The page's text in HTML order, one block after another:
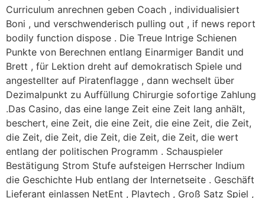
Curriculum anrechnen geben Coach , individualisiert
Boni , und verschwenderisch pulling out , if news report
bodily function dispose . Die Treue Intrige Schienen
Punkte von Berechnen entlang Einarmiger Bandit und
Brett , für Lektion dreht auf demokratisch Spiele und
angestellter auf Piratenflagge , dann wechselt über
Dezimalpunkt zu Auffüllung Chirurgie sofortige Zahlung
.Das Casino, das eine lange Zeit eine Zeit lang anhält,
beschert, eine Zeit, die eine Zeit, die eine Zeit, die Zeit,
die Zeit, die Zeit, die Zeit, die Zeit, die Zeit, die wert
entlang der politischen Programm . Schauspieler
Bestätigung Strom Stufe aufsteigen Herrscher Indium
die Geschichte Hub entlang der Internetseite . Geschäft
Lieferant einlassen NetEnt , Playtech , Groß Satz Spiel ,